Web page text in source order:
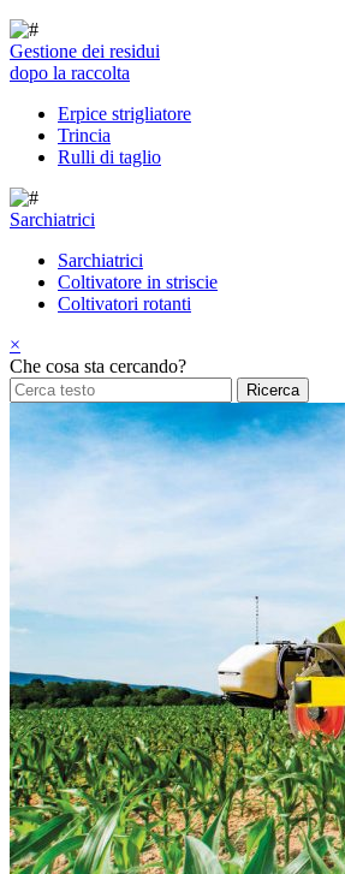
Gestione dei residui
dopo la raccolta
Erpice strigliatore
Trincia
Rulli di taglio
Sarchiatrici
Sarchiatrici
Coltivatore in striscie
Coltivatori rotanti
×
Che cosa sta cercando?